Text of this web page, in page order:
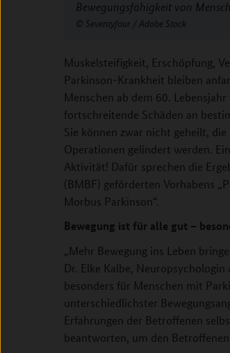
Bewegungsfähigkeit von
Seventyfour / Adobe Stock
Muskelsteifigkeit, Erschöpfung,
Parkinson-Krankheit bleiben
Menschen ab dem 60.
fortschreitende Schäden an
Sie können zwar nicht geheilt,
Operationen gelindert werden.
Aktivität! Dafür sprechen die
(BMBF) geförderten Vorhabens
Morbus Parkinson“.
Bewegung ist für alle gut –
„Mehr Bewegung ins Leben
Dr. Elke Kalbe,
besonders für Menschen mit
unterschiedlichster
Erfahrungen der Betroffenen
beantworten, um den